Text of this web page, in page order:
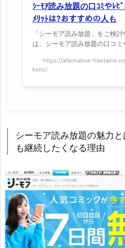
ｼｰﾓｱ読み放題の口ｺﾐやﾚﾋ
ﾒﾘｯﾄは?おすすめの人も
「シーモア読み放題」をご検
は、シーモア読み放題の口コ
https://alternative-
komi/
シーモア読み放題の魅力
も継続したくなる理由